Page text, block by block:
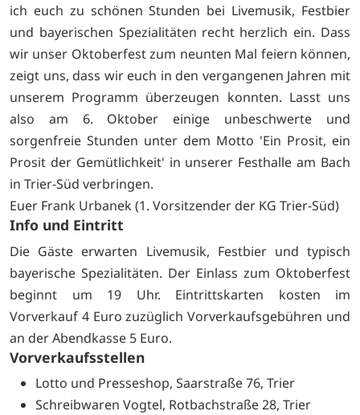
ich euch zu schönen Stunden bei Livemusik, Festbier
und bayerischen Spezialitäten recht herzlich ein. Dass
wir unser Oktoberfest zum neunten Mal feiern können,
zeigt uns, dass wir euch in den vergangenen Jahren mit
unserem Programm überzeugen konnten. Lasst uns
also am 6. Oktober einige unbeschwerte und
sorgenfreie Stunden unter dem Motto 'Ein Prosit, ein
Prosit der Gemütlichkeit' in unserer Festhalle am Bach
in Trier-Süd verbringen.
Euer Frank Urbanek (1. Vorsitzender der KG Trier-Süd)
Info und Eintritt
Die Gäste erwarten Livemusik, Festbier und typisch
bayerische Spezialitäten. Der Einlass zum Oktoberfest
beginnt um 19 Uhr. Eintrittskarten kosten im
Vorverkauf 4 Euro zuzüglich Vorverkaufsgebühren und
an der Abendkasse 5 Euro.
Vorverkaufsstellen
Lotto und Presseshop, Saarstraße 76, Trier
Schreibwaren Vogtel, Rotbachstraße 28, Trier